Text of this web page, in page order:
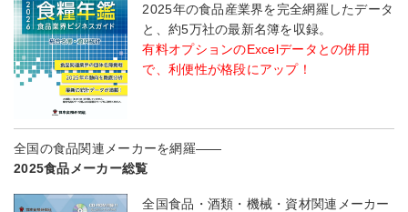
2025年の食品産業界を完全網羅したデータ
と、約5万社の最新名簿を収録。
有料オプションのExcelデータとの併用
で、利便性が格段にアップ！
全国の食品関連メーカーを網羅――
2025食品メーカー総覧
全国食品・酒類・機械・資材関連メーカー